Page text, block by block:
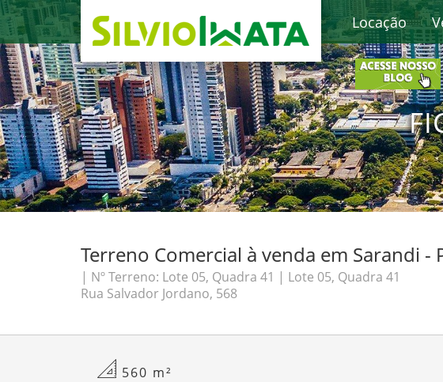
Locação
Terreno Comercial à venda em Sarandi -
| Nº Terreno: Lote 05, Quadra 41 | Lote 05, Quadra 41
Rua Salvador Jordano, 568
560 m²